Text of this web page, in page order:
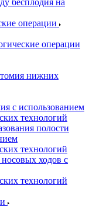
бесплодия на
операции
операции
нижних
с использованием
технологий
полости
технологий
ходов с
технологий